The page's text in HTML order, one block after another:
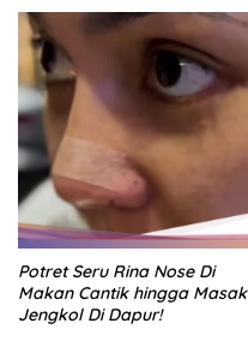
Potret Seru Rina Nose Di
Makan Cantik hingga Masak
Jengkol Di Dapur!